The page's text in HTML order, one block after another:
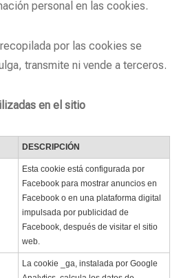
personal en las cookies.
por las cookies se
transmite ni vende a terceros.
en el sitio
DESCRIPCIÓN
Esta cookie está configurada por
Facebook para mostrar anuncios en
Facebook o en una plataforma digital
impulsada por publicidad de
Facebook, después de visitar el sitio
web.
La cookie _ga, instalada por Google